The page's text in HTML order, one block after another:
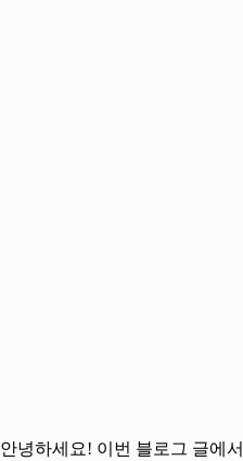
안녕하세요! 이번 블로그 글에